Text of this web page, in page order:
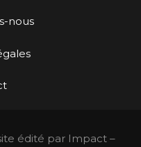
nous
édité par Impact –